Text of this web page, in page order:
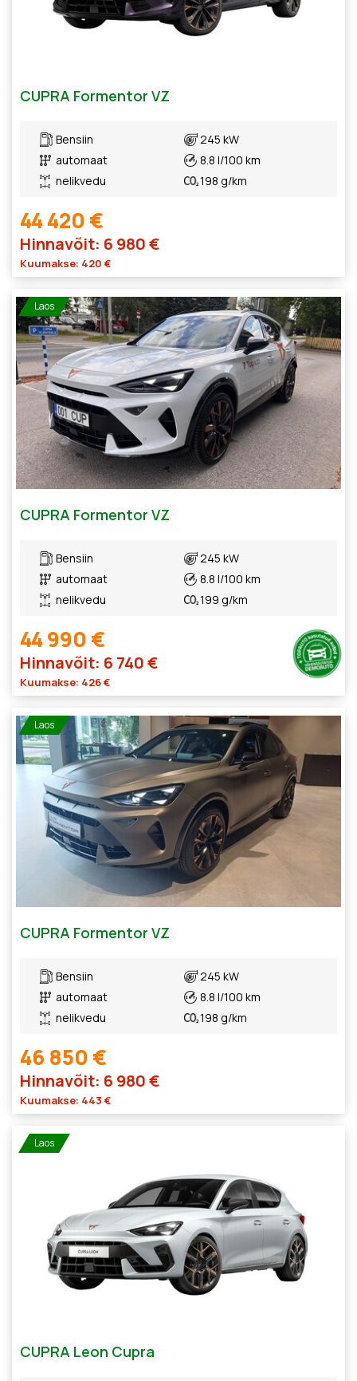
CUPRA Formentor VZ
Bensiin
automaat
nelikvedu
245 kW
8.8 l/100 km
198 g/km
44 420 €
Hinnavõit: 6 980 €
Kuumakse: 420 €
Laos
CUPRA Formentor VZ
Bensiin
automaat
nelikvedu
245 kW
8.8 l/100 km
199 g/km
44 990 €
Hinnavõit: 6 740 €
Kuumakse: 426 €
Laos
CUPRA Formentor VZ
Bensiin
automaat
nelikvedu
245 kW
8.8 l/100 km
198 g/km
46 850 €
Hinnavõit: 6 980 €
Kuumakse: 443 €
Laos
CUPRA Leon Cupra